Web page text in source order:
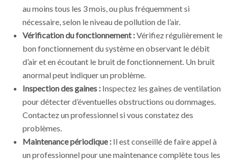
au moins tous les 3 mois, ou plus fréquemment si
nécessaire, selon le niveau de pollution de l’air.
Vérification du fonctionnement :Vérifiez régulièrement le
bon fonctionnement du système en observant le débit
d’air et en écoutant le bruit de fonctionnement. Un bruit
anormal peut indiquer un problème.
Inspection des gaines : Inspectez les gaines de ventilation
pour détecter d’éventuelles obstructions ou dommages.
Contactez un professionnel si vous constatez des
problèmes.
Maintenance périodique : Il est conseillé de faire appel à
un professionnel pour une maintenance complète tous les